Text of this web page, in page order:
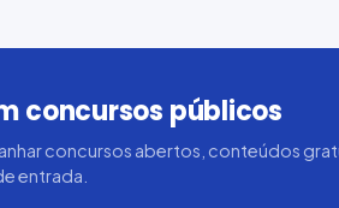
concursos públicos
concursos abertos, conteúdos
entrada.